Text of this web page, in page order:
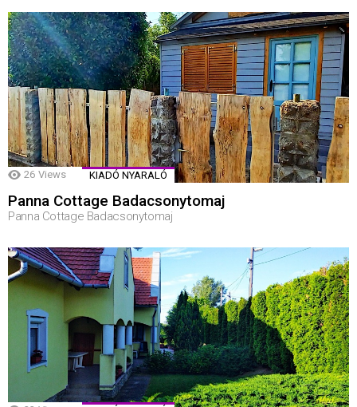
26 Views KIADÓ NYARALÓ
Panna Cottage Badacsonytomaj
Panna Cottage Badacsonytomaj